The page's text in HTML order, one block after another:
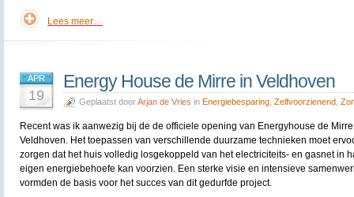
Lees meer…
APR
19
Energy House de Mirre in Veldhoven
Geplaatst doorArjan de Vries in Energiebesparing Zelfvoorzienend
Recent was ik aanwezig bij de de officiele opening van Energyhouse de Mirre
Veldhoven. Het toepassen van verschillende duurzame technieken moet
zorgen dat het huis volledig losgekoppeld van het electriciteits- en gasnet in
eigen energiebehoefe kan voorzien. Een sterke visie en intensieve
vormden de basis voor het succes van dit gedurfde project.